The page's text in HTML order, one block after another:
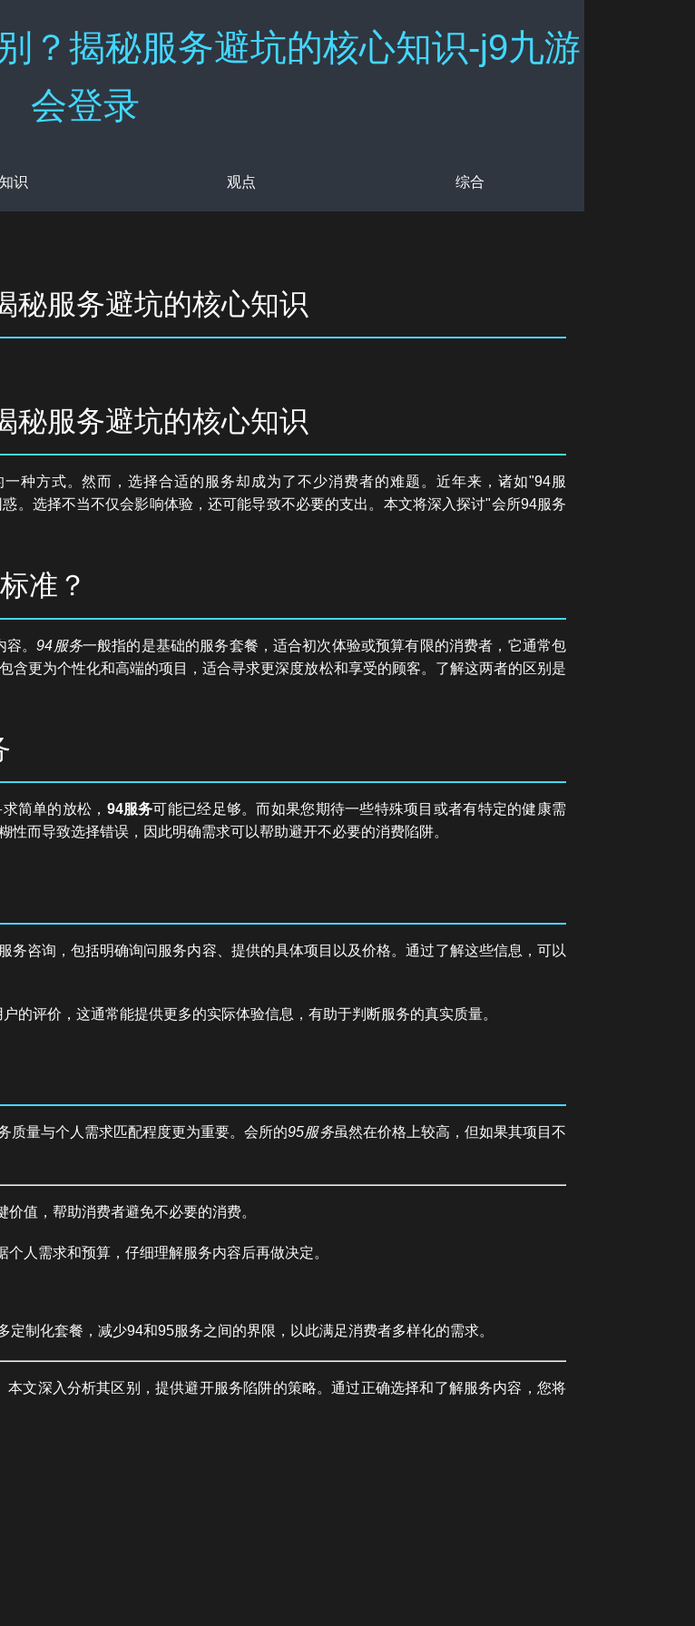
？揭秘服务避坑的核心知识-j9九游
会登录
知识 观点 综合
秘服务避坑的核心知识
秘服务避坑的核心知识
种方式。然而，选择合适的服务却成为了不少消费者的难题。近年来，诸如"94服
。选择不当不仅会影响体验，还可能导致不必要的支出。本文将深入探讨"会所94服务
准？
容。94服务一般指的是基础的服务套餐，适合初次体验或预算有限的消费者，它通常包
含更为个性化和高端的项目，适合寻求更深度放松和享受的顾客。了解这两者的区别是
简单的放松， 94服务可能已经足够。而如果您期待一些特殊项目或者有特定的健康需
而导致选择错误，因此明确需求可以帮助避开不必要的消费陷阱。
咨询，包括明确询问服务内容、提供的具体项目以及价格。通过了解这些信息，可以
的评价，这通常能提供更多的实际体验信息，有助于判断服务的真实质量。
质量与个人需求匹配程度更为重要。会所的95服务虽然在价格上较高，但如果其项目不
值，帮助消费者避免不必要的消费。
人需求和预算，仔细理解服务内容后再做决定。
制化套餐，减少94和95服务之间的界限，以此满足消费者多样化的需求。
本文深入分析其区别，提供避开服务陷阱的策略。通过正确选择和了解服务内容，您将